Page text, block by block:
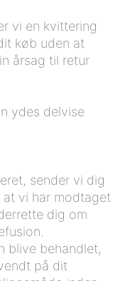
vi en kvittering
køb uden at
årsag til retur
ydes delvise
sender vi dig
vi har modtaget
dig om
blive behandlet,
på dit